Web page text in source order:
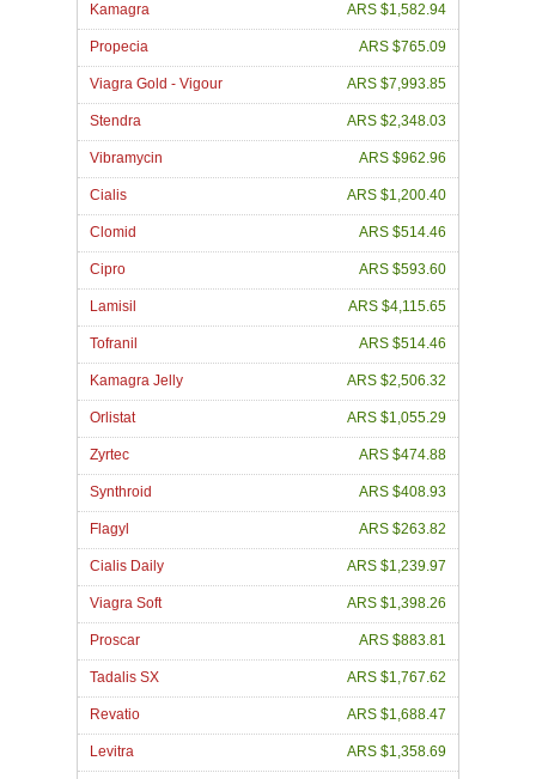
Kamagra ARS $1,582.94
Propecia ARS $765.09
Viagra Gold - Vigour ARS $7,993.85
Stendra ARS $2,348.03
Vibramycin ARS $962.96
Cialis ARS $1,200.40
Clomid ARS $514.46
Cipro ARS $593.60
Lamisil ARS $4,115.65
Tofranil ARS $514.46
Kamagra Jelly ARS $2,506.32
Orlistat ARS $1,055.29
Zyrtec ARS $474.88
Synthroid ARS $408.93
Flagyl ARS $263.82
Cialis Daily ARS $1,239.97
Viagra Soft ARS $1,398.26
Proscar ARS $883.81
Tadalis SX ARS $1,767.62
Revatio ARS $1,688.47
Levitra ARS $1,358.69